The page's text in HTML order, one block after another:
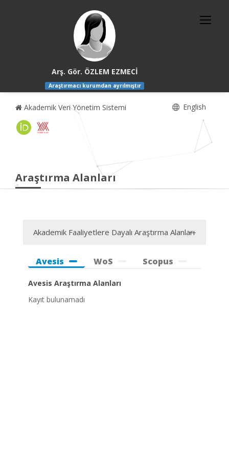
Arş. Gör. ÖZLEM EZMECİ
Araştırmacı kurumdan ayrılmıştır
Akademik Veri Yönetim Sistemi English
Araştırma Alanları
Akademik Faaliyetlere Dayalı Araştırma Alanları
Avesis WoS Scopus
Avesis Araştırma Alanları
Kayıt bulunamadı